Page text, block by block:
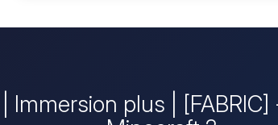
plus |